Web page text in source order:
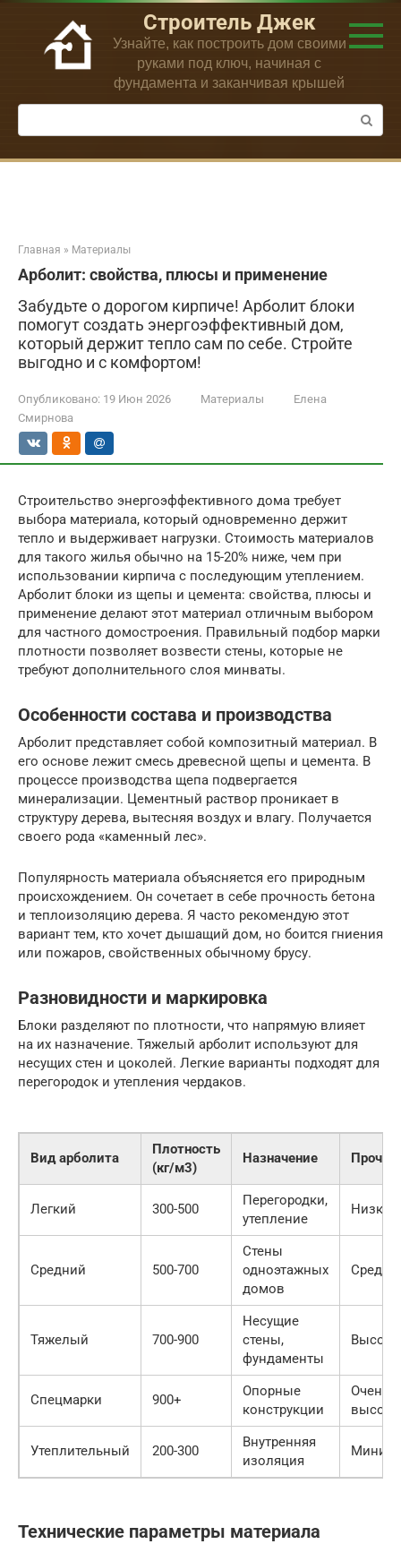
Перейти
контенту
Строитель Джек
Узнайте, как построить дом своими
руками под ключ, начиная с
фундамента и заканчивая крышей
Поиск:
Главная » Материалы
Арболит: свойства, плюсы и применение
Забудьте о дорогом кирпиче! Арболит блоки
помогут создать энергоэффективный дом,
который держит тепло сам по себе. Стройте
выгодно и с комфортом!
Опубликовано: 19 Июн 2026 Материалы
Елена
Смирнова
Строительство энергоэффективного дома требует
выбора материала, который одновременно держит
тепло и выдерживает нагрузки. Стоимость материалов
для такого жилья обычно на 15-20% ниже, чем при
использовании кирпича с последующим утеплением.
Арболит блоки из щепы и цемента: свойства, плюсы и
применение делают этот материал отличным выбором
для частного домостроения. Правильный подбор марки
плотности позволяет возвести стены, которые не
требуют дополнительного слоя минваты.
Особенности состава и производства
Арболит представляет собой композитный материал. В
его основе лежит смесь древесной щепы и цемента. В
процессе производства щепа подвергается
минерализации. Цементный раствор проникает в
структуру дерева, вытесняя воздух и влагу. Получается
своего рода «каменный лес».
Популярность материала объясняется его природным
происхождением. Он сочетает в себе прочность бетона
и теплоизоляцию дерева. Я часто рекомендую этот
вариант тем, кто хочет дышащий дом, но боится гниения
или пожаров, свойственных обычному брусу.
Разновидности и маркировка
Блоки разделяют по плотности, что напрямую влияет
на их назначение. Тяжелый арболит используют для
несущих стен и цоколей. Легкие варианты подходят для
перегородок и утепления чердаков.
Вид арболита
Плотность
(кг/м3)
Назначение
Легкий 300-500
Перегородки,
утепление
Низкая
Средний 500-700
Стены
одноэтажных
домов
Тяжелый 700-900
Несущие
стены,
фундаменты
Спецмарки 900+
Опорные
конструкции
Очень
Утеплительный 200-300
Внутренняя
изоляция
Технические параметры материала